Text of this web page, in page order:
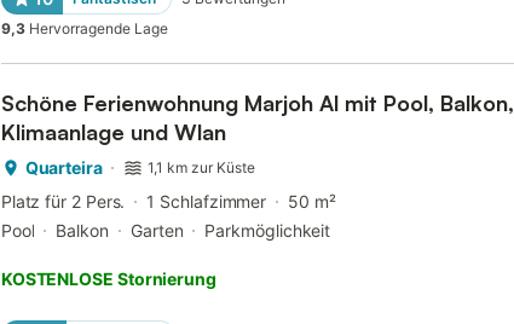
9,3 Hervorragende Lage
Schöne Ferienwohnung Marjoh Al mit Pool, Balkon,
Klimaanlage und Wlan
Quarteira 1,1 km zur Küste
Platz für 2 Pers. 1 Schlafzimmer
50 m²
Pool
Balkon Garten Parkmöglichkeit
KOSTENLOSE Stornierung